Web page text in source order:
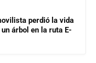
perdió la vida
árbol en la ruta E-